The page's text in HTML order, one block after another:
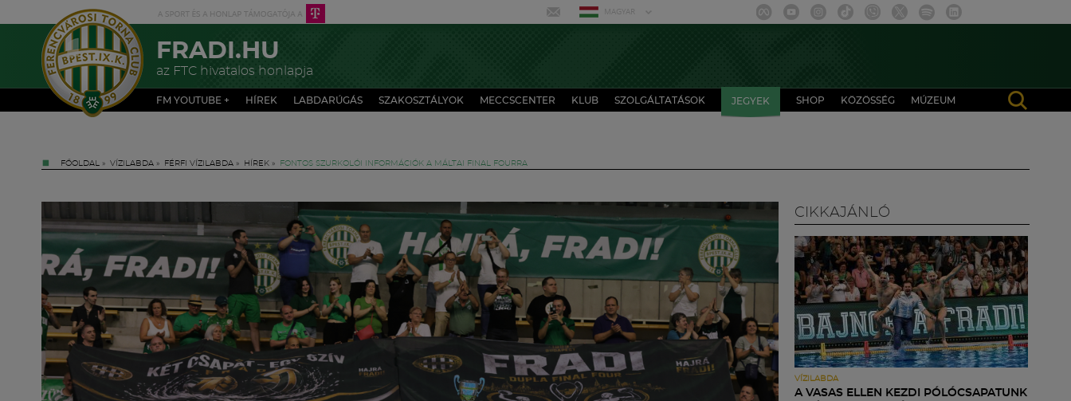
MAGYAR
FRADI.HU
az FTC hivatalos honlapja
FM YOUTUBE + HÍREK LABDARÚGÁS SZAKOSZTÁLYOK MECCSCENTER KLUB SZOLGÁLTATÁSOK JEGYEK SHOP KÖZÖSSÉG MÚZEUM
FŐOLDAL » VÍZILABDA » FÉRFI VÍZILABDA » HÍREK » FONTOS SZURKOLÓI INFORMÁCIÓK A MÁLTAI FINAL FOURRA
CIKKAJÁNLÓ
VÍZILABDA
A VASAS ELLEN KEZDI PÓLÓCSAPATUNK